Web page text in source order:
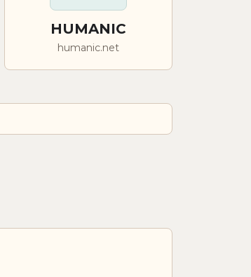
HUMANIC
humanic.net